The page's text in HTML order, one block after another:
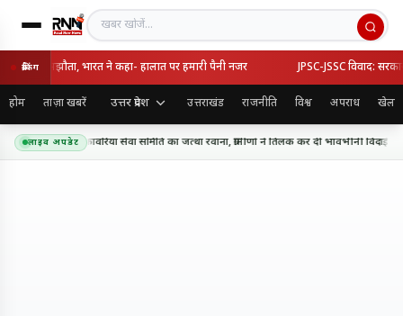
खबर खोजें
ब्रेकिंग
रक्षा समझौता, भारत ने कहा- हालात पर हमारी पैनी नजर JPSC-JSSC विवाद:
होम ताज़ा खबरें उत्तर प्रदेश उत्तराखंड राजनीति विश्व अपराध खेल
लाइव अपडेट
के लिए शिव शक्ति कांवरिया सेवा समिति का जत्था रवाना, ग्रामीणों ने तिलक कर दी भावभीनी विदाई